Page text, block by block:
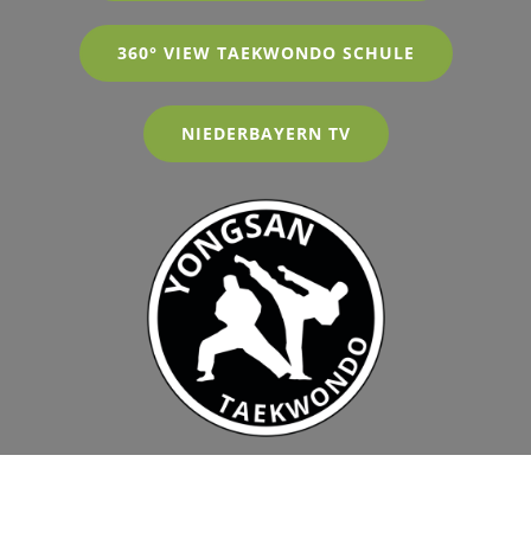
360° VIEW TAEKWONDO SCHULE
NIEDERBAYERN TV